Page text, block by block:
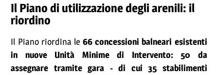
Il Piano di utilizzazione degli arenili: il
riordino
Il Piano riordina le66 concessioni balneari esistenti
in nuove Unità Minime di Intervento: 50 da
assegnare tramite gara - di cui 35 stabilimenti